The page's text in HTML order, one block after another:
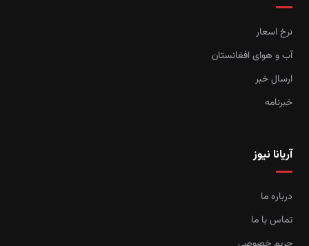
نرخ اسعار
آب و هوای افغانستان
ارسال خبر
خبرنامه
آریانا نیوز
درباره ما
تماس با ما